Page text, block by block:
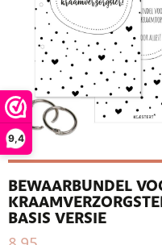
9,4
BEWAARBUNDEL
BASIS VERSIE